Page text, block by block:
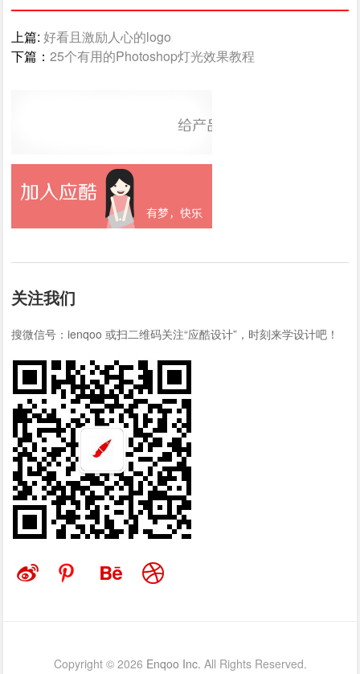
上篇:好看且激励人心的logo
下篇：25个有用的Photoshop灯光效果教程
关注我们
搜微信号：ienqoo 或扫二维码关注“应酷设计”，时刻来学设计吧！
Copyright © 2026 Enqoo Inc. All Rights Reserved.